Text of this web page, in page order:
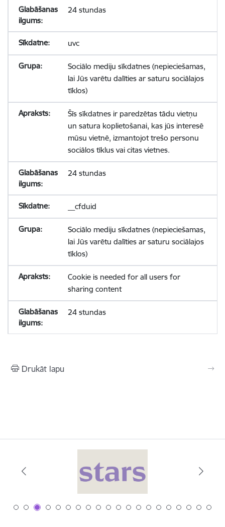
24 stundas
uvc
Sociālo mediju sīkdatnes (nepieciešamas,
lai Jūs varētu dalīties ar saturu sociālajos
tīklos)
Šīs sīkdatnes ir paredzētas tādu vietņu
un satura koplietošanai, kas jūs interesē
mūsu vietnē, izmantojot trešo personu
sociālos tīklus vai citas vietnes.
24 stundas
__cfduid
Sociālo mediju sīkdatnes (nepieciešamas,
lai Jūs varētu dalīties ar saturu sociālajos
tīklos)
Cookie is needed for all users for
sharing content
24 stundas
Drukāt lapu